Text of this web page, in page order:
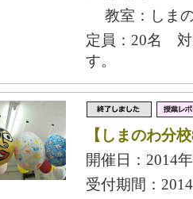
教室：しまの
定員：20名 対
す。
【しまのわ分
開催日：2014
受付期間：